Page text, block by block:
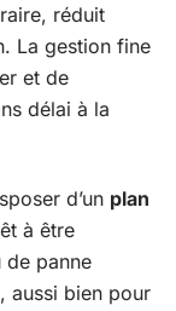
réduit
La gestion fine
et de
délai à la
d’un plan
à être
de panne
aussi bien pour